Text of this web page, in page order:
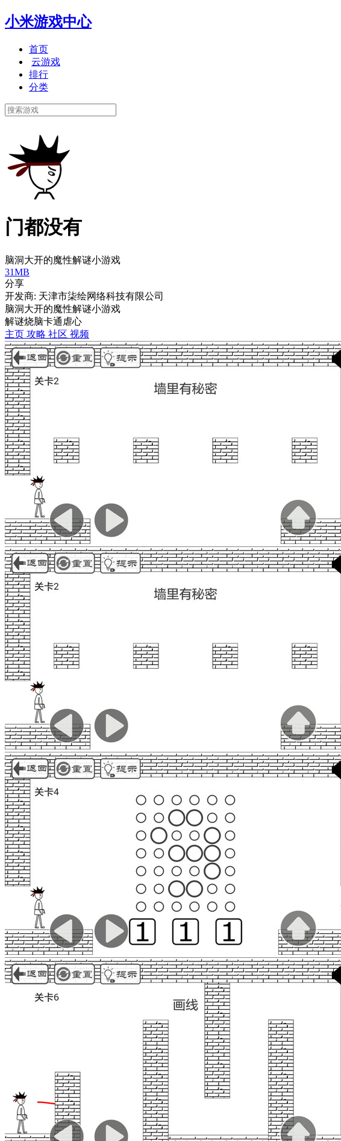
小米游戏中心
首页
云游戏
排行
分类
门都没有
脑洞大开的魔性解谜小游戏
31MB
分享
开发商: 天津市柒绘网络科技有限公司
脑洞大开的魔性解谜小游戏
解谜烧脑卡通 虐心
主页 攻略 社区 视频